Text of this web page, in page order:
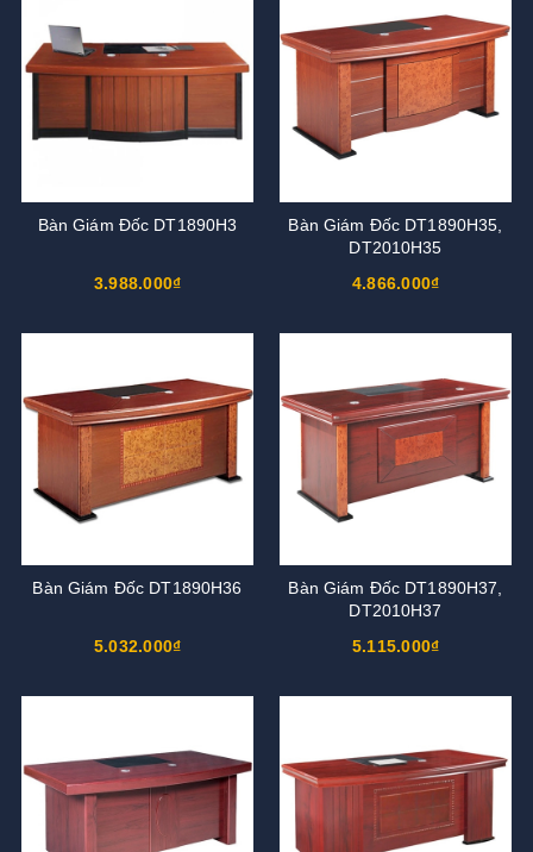
Bàn Giám Đốc DT1890H3
3.988.000₫
Bàn Giám Đốc DT1890H35,
DT2010H35
4.866.000₫
Bàn Giám Đốc DT1890H36
5.032.000₫
Bàn Giám Đốc DT1890H37,
DT2010H37
5.115.000₫